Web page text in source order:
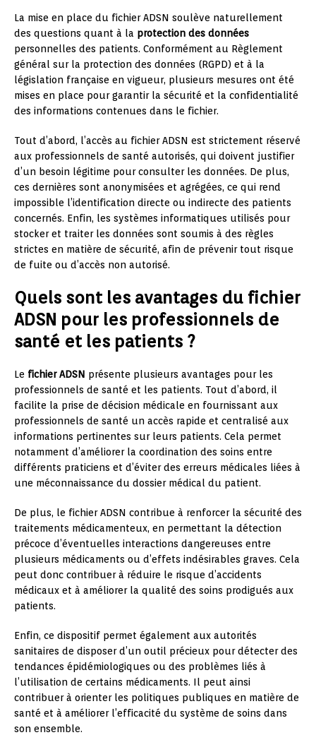
La mise en place du fichier ADSN soulève naturellement
des questions quant à la protection des données
personnelles des patients. Conformément au Règlement
général sur la protection des données (RGPD) et à la
législation française en vigueur, plusieurs mesures ont été
mises en place pour garantir la sécurité et la confidentialité
des informations contenues dans le fichier.
Tout d’abord, l’accès au fichier ADSN est strictement réservé
aux professionnels de santé autorisés, qui doivent justifier
d’un besoin légitime pour consulter les données. De plus,
ces dernières sont anonymisées et agrégées, ce qui rend
impossible l’identification directe ou indirecte des patients
concernés. Enfin, les systèmes informatiques utilisés pour
stocker et traiter les données sont soumis à des règles
strictes en matière de sécurité, afin de prévenir tout risque
de fuite ou d’accès non autorisé.
Quels sont les avantages du fichier
ADSN pour les professionnels de
santé et les patients ?
Le fichier ADSN présente plusieurs avantages pour les
professionnels de santé et les patients. Tout d’abord, il
facilite la prise de décision médicale en fournissant aux
professionnels de santé un accès rapide et centralisé aux
informations pertinentes sur leurs patients. Cela permet
notamment d’améliorer la coordination des soins entre
différents praticiens et d’éviter des erreurs médicales liées à
une méconnaissance du dossier médical du patient.
De plus, le fichier ADSN contribue à renforcer la sécurité des
traitements médicamenteux, en permettant la détection
précoce d’éventuelles interactions dangereuses entre
plusieurs médicaments ou d’effets indésirables graves. Cela
peut donc contribuer à réduire le risque d’accidents
médicaux et à améliorer la qualité des soins prodigués aux
patients.
Enfin, ce dispositif permet également aux autorités
sanitaires de disposer d’un outil précieux pour détecter des
tendances épidémiologiques ou des problèmes liés à
l’utilisation de certains médicaments. Il peut ainsi
contribuer à orienter les politiques publiques en matière de
santé et à améliorer l’efficacité du système de soins dans
son ensemble.